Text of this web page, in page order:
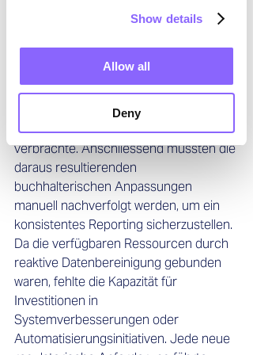
Show details
Allow all
Deny
zu späten Anpassung. In einem Fall
Unternehmen, das mit neuen
Meldepflichten konfrontiert war, fest,
dass sein Steuerteam den Grossteil
seiner Zeit mit der Korrektur
fehlerhafter Transaktionsdaten
verbrachte. Anschliessend mussten die
daraus resultierenden
buchhalterischen Anpassungen
manuell nachverfolgt werden, um ein
konsistentes Reporting sicherzustellen.
Da die verfügbaren Ressourcen durch
reaktive Datenbereinigung gebunden
waren, fehlte die Kapazität für
Investitionen in
Systemverbesserungen oder
Automatisierungsinitiativen. Jede neue